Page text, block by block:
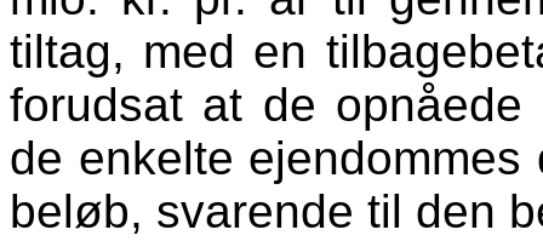
tiltag, med en
forudsat at de
de enkelte
beløb, svarende til den